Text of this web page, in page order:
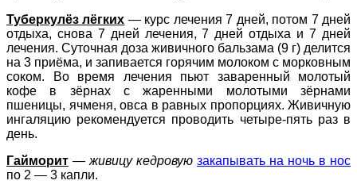
Туберкулёз лёгких — курс лечения 7 дней, потом 7 дней
отдыха, снова 7 дней лечения, 7 дней отдыха и 7 дней
лечения. Суточная доза живичного бальзама (9 г) делится
на 3 приёма, и запивается горячим молоком с морковным
соком. Во время лечения пьют заваренный молотый
кофе в зёрнах с жаренными молотыми зёрнами
пшеницы, ячменя, овса в равных пропорциях. Живичную
ингаляцию рекомендуется проводить четыре-пять раз в
день.
Гайморит — живицу кедровую закапывать на ночь в нос
по 2 — 3 капли.